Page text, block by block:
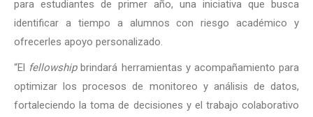
para estudiantes de primer año, una iniciativa que busca
identificar a tiempo a alumnos con riesgo académico y
ofrecerles apoyo personalizado.
“El fellowshipbrindará herramientas y acompañamiento para
optimizar los procesos de monitoreo y análisis de datos,
fortaleciendo la toma de decisiones y el trabajo colaborativo